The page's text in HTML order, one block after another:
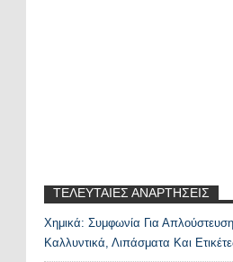
ΤΕΛΕΥΤΑΙΕΣ ΑΝΑΡΤΗΣΕΙΣ
Χημικά: Συμφωνία Για
Καλλυντικά, Λιπάσματα Και